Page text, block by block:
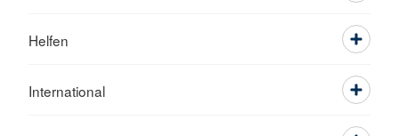
Helfen
International